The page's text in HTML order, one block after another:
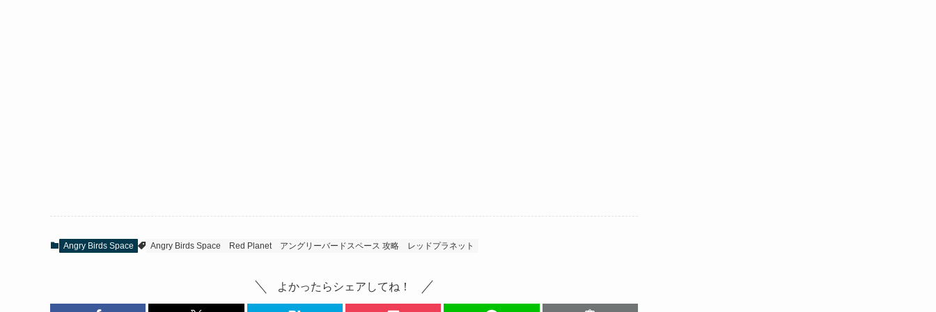
Angry Birds Space Angry Birds Space Red Planet アングリーバードスペース 攻略 レッドプラネット
よかったらシェアしてね！